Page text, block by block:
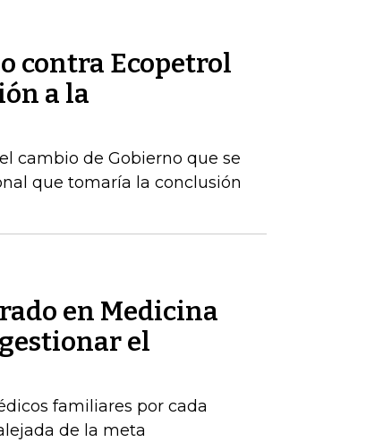
contra Ecopetrol
a la
cambio de Gobierno que se
que tomaría la conclusión
en Medicina
el
familiares por cada
de la meta